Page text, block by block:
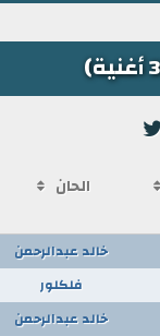
الحان
خالد عبدالرحمن
فلكلور
خالد عبدالرحمن